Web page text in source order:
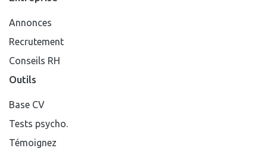
Annonces
Recrutement
Conseils RH
Outils
Base CV
Tests psycho.
Témoignez